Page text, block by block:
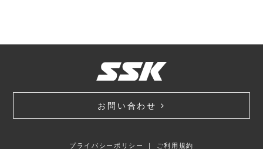
お問い合わせ
プライバシーポリシー ｜ ご利用規約